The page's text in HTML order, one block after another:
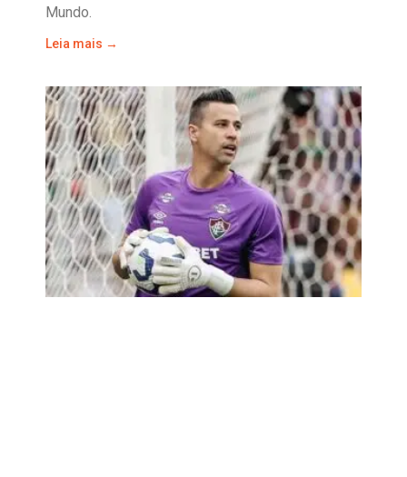
Mundo.
Leia mais →